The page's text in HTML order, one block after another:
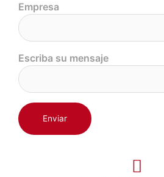
Empresa
Escriba su mensaje